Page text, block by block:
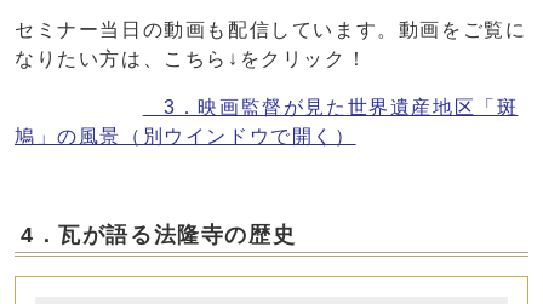
セミナー当日の動画も配信しています。動画をご覧に
なりたい方は、こちら↓をクリック！
3．映画監督が見た世界遺産地区「斑
鳩」の風景
（別ウインドウで開く）
4．瓦が語る法隆寺の歴史